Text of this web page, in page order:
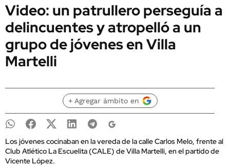
Video: un patrullero perseguía a
delincuentes y atropelló a un
grupo de jóvenes en Villa
Martelli
+ Agregar ámbito en
Los jóvenes cocinaban en la vereda de la calle Carlos Melo, frente al
Club Atlético La Escuelita (CALE) de Villa Martelli, en el partido de
Vicente López.